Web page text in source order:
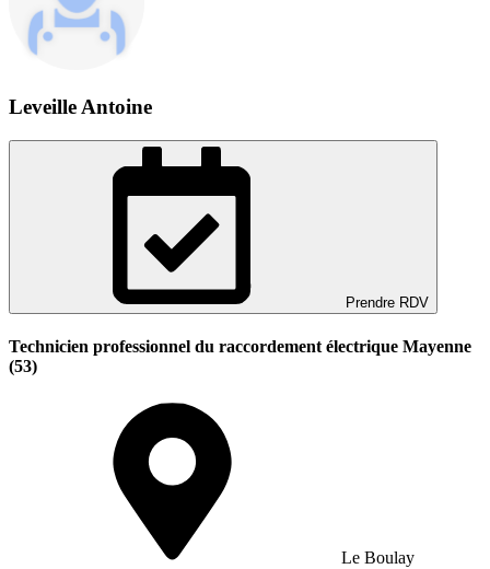
Leveille Antoine
Prendre RDV
Technicien professionnel du raccordement électrique Mayenne
(53)
Le Boulay